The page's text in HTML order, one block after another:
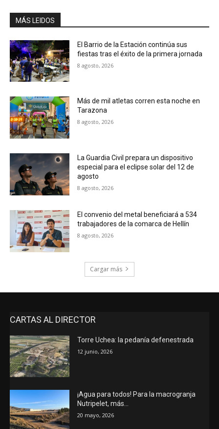
MÁS LEIDOS
El Barrio de la Estación continúa sus
fiestas tras el éxito de la primera jornada
8 agosto, 2026
Más de mil atletas corren esta noche en
Tarazona
8 agosto, 2026
La Guardia Civil prepara un dispositivo
especial para el eclipse solar del 12 de
agosto
8 agosto, 2026
El convenio del metal beneficiará a 534
trabajadores de la comarca de Hellín
8 agosto, 2026
Cargar más
CARTAS AL DIRECTOR
Torre Uchea: la pedanía defenestrada
12 junio, 2026
¡Agua para todos! Para la macrogranja
Nutripelet, más…
20 mayo, 2026